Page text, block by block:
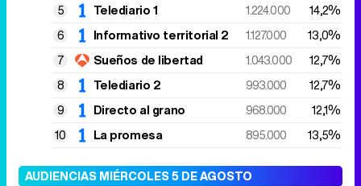
Telediario 1 1.224.000 14,2%
Informativo territorial 2 1.127.000 13,0%
Sueños de libertad 1.043.000 12,7%
Telediario 2 993.000 12,7%
Directo al grano 968.000 12,1%
La promesa 895.000 13,5%
AUDIENCIAS MIÉRCOLES 5 DE AGOSTO